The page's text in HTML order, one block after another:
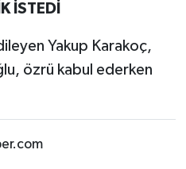
İSTEDİ
Yakup Karakoç,
özrü kabul ederken